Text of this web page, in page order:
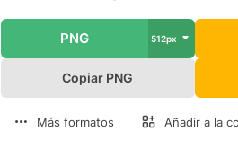
PNG 512px
Copiar PNG
Más formatos Añadir a la